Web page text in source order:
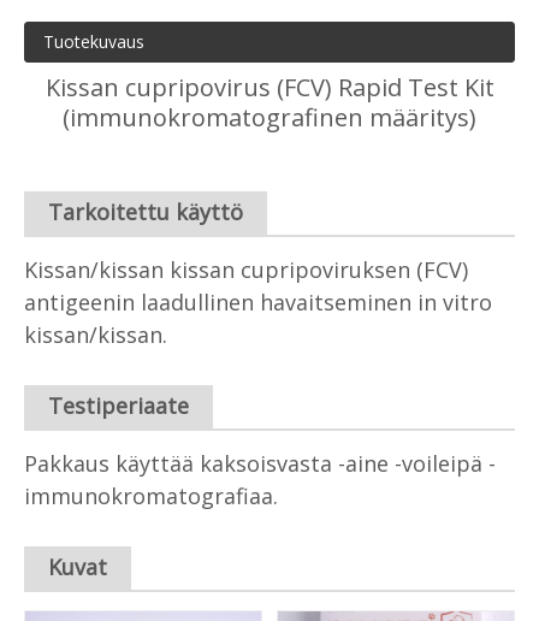
Tuotekuvaus
Kissan cupripovirus (FCV) Rapid Test Kit
(immunokromatografinen määritys)
Tarkoitettu käyttö
Kissan/kissan kissan cupripoviruksen (FCV)
antigeenin laadullinen havaitseminen in vitro
kissan/kissan.
Testiperiaate
Pakkaus käyttää kaksoisvasta -aine -voileipä -
immunokromatografiaa.
Kuvat